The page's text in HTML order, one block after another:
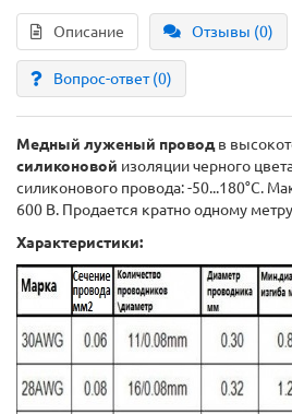
Описание Отзывы (0)
Вопрос-ответ(0)
Медный луженый проводв
силиконовой изоляции черного
силиконового провода: -50...180°C.
600 В. Продается кратно одному
Характеристики: